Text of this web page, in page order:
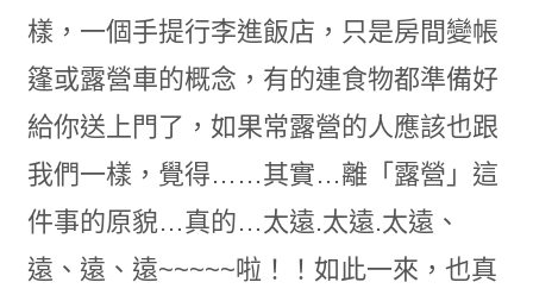
樣，一個手提行李進飯店，只是房間變帳
篷或露營車的概念，有的連食物都準備好
給你送上門了，如果常露營的人應該也跟
我們一樣，覺得……其實…離「露營」這
件事的原貌…真的…太遠.太遠.太遠、
遠、遠、遠~~~~~啦！！如此一來，也真